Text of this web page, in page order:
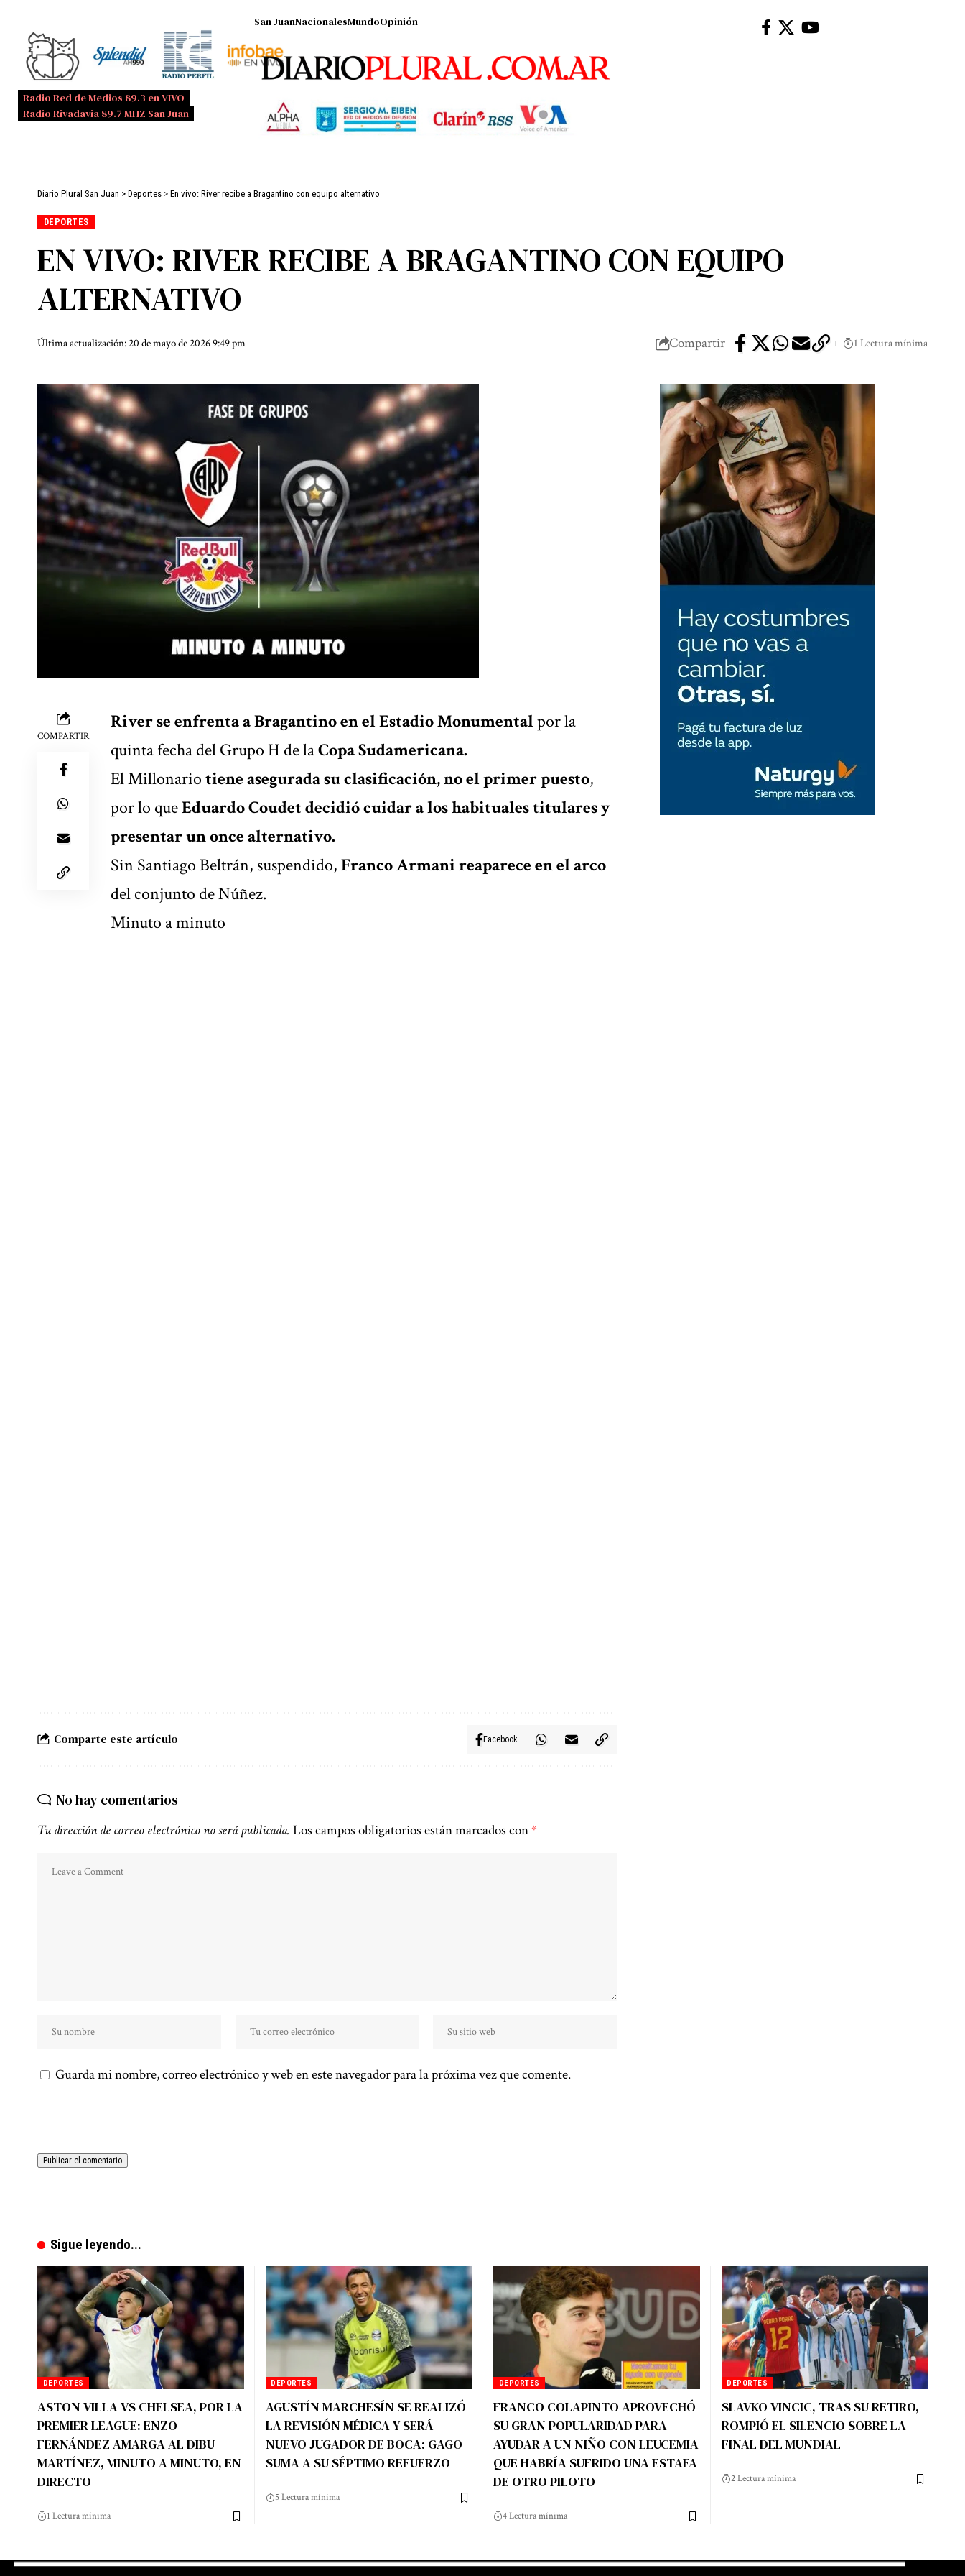
Radio Red de Medios 89.3 en VIVO
Radio Rivadavia 89.7 MHZ San Juan
San JuanNacionalesMundoOpinión
Diario Plural San Juan > Deportes > En vivo: River recibe a Bragantino con equipo alternativo
DEPORTES
EN VIVO: RIVER RECIBE A BRAGANTINO CON EQUIPO
ALTERNATIVO
Última actualización: 20 de mayo de 2026 9:49 pm Compartir 1 Lectura mínima
COMPARTIR
River se enfrenta a Bragantino en el Estadio Monumentalpor la
quinta fecha del Grupo H de laCopa Sudamericana.
El Millonariotiene asegurada su clasificación, no el primer puesto,
por lo queEduardo Coudet decidió cuidar a los habituales titulares y
presentar un once alternativo.
Sin Santiago Beltrán, suspendido,Franco Armani reaparece en el arco
del conjunto de Núñez.
Minuto a minuto
Comparte este artículo Facebook
No hay comentarios
Tu dirección de correo electrónico no será publicada. Los campos obligatorios están marcados con*
Guarda mi nombre, correo electrónico y web en este navegador para la próxima vez que comente.
Sigue leyendo...
DEPORTES
ASTON VILLA VS CHELSEA, POR LA
PREMIER LEAGUE: ENZO
FERNÁNDEZ AMARGA AL DIBU
MARTÍNEZ, MINUTO A MINUTO, EN
DIRECTO
1 Lectura mínima
DEPORTES
AGUSTÍN MARCHESÍN SE REALIZÓ
LA REVISIÓN MÉDICA Y SERÁ
NUEVO JUGADOR DE BOCA: GAGO
SUMA A SU SÉPTIMO REFUERZO
5 Lectura mínima
DEPORTES
FRANCO COLAPINTO APROVECHÓ
SU GRAN POPULARIDAD PARA
AYUDAR A UN NIÑO CON LEUCEMIA
QUE HABRÍA SUFRIDO UNA ESTAFA
DE OTRO PILOTO
4 Lectura mínima
DEPORTES
SLAVKO VINCIC, TRAS SU RETIRO,
ROMPIÓ EL SILENCIO SOBRE LA
FINAL DEL MUNDIAL
2 Lectura mínima